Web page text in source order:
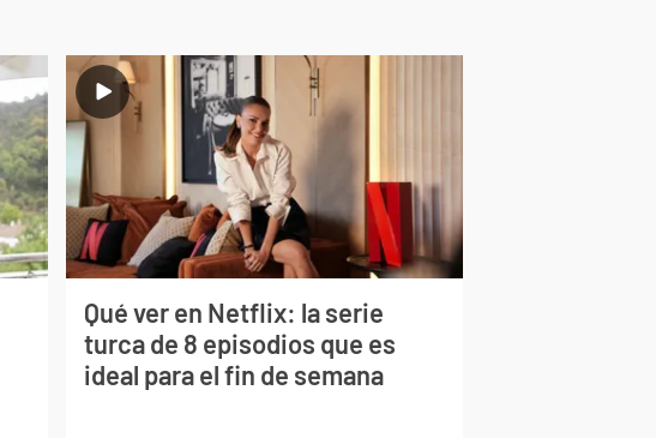
Qué ver en Netflix: la serie
turca de 8 episodios que es
ideal para el fin de semana